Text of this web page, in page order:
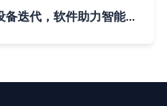
湖南中烟郴州卷烟厂 稳步推进设备迭代，软件助力智能制造升级